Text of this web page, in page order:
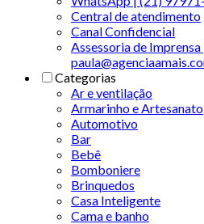
Central de atendimento
Canal Confidencial
Assessoria de Imprensa
Categorias
Ar e ventilação
Armarinho e Artesanato
Automotivo
Bar
Bebê
Bomboniere
Brinquedos
Casa Inteligente
Cama e banho